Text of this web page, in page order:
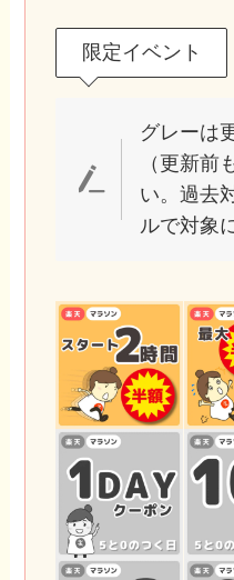
限定イベント
グレーは
（更新前
い。過去
ルで対象